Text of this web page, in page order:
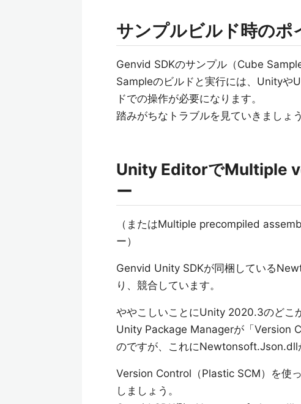
サンプルビルド時のポ
Genvid SDKのサンプル（Cube
Sampleのビルドと実行には、Unityや
ドでの操作が必要になります。
踏みがちなトラブルを見ていきましょう
Unity EditorでMultiple
ー
（またはMultiple precompiled
ー）
Genvid Unity SDKが同梱している
り、競合しています。
ややこしいことにUnity 2020.3のどこ
Unity Package Managerが「Version
のですが、これにNewtonsoft.Json.dll
Version Control（Plastic SCM）を使
しましょう。